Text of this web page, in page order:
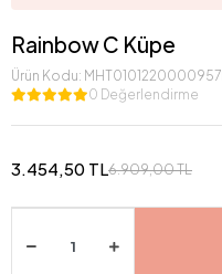
Rainbow C Küpe
Ürün Kodu: MHT0101220000957
0 Değerlendirme
3.454,50 TL6.909,00 TL